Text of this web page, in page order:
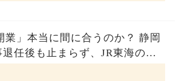
業」本当に間に合うのか？ 静岡
任後も止まらず、JR東海のず